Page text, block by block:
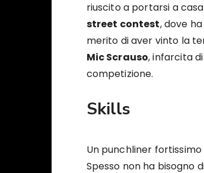
riuscito a portarsi a
street contest, dove
merito di aver vinto la
Mic Scrauso, infarcita
competizione.
Skills
Un punchliner
Spesso non ha bisogno